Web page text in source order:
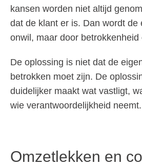
kansen worden niet altijd
dat de klant er is. Dan wordt de
onwil, maar door
De oplossing is niet dat de
betrokken moet zijn. De
duidelijker maakt wat vastligt,
wie verantwoordelijkheid neemt.
Omzetlekken en